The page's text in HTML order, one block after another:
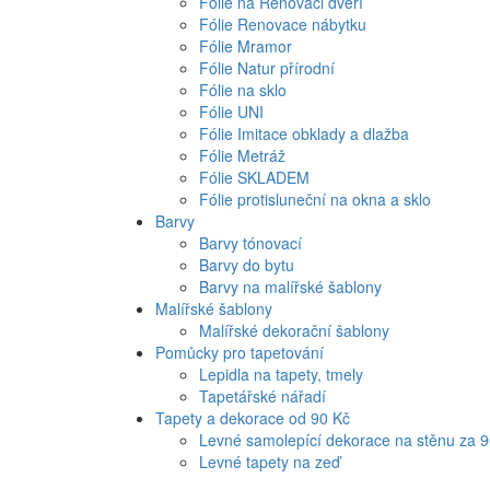
Fólie Renovace nábytku
Fólie Mramor
Fólie Natur přírodní
Fólie na sklo
Fólie UNI
Fólie Imitace obklady a dlažba
Fólie Metráž
Fólie SKLADEM
Fólie protisluneční na okna a sklo
Barvy
Barvy tónovací
Barvy do bytu
Barvy na malířské šablony
Malířské šablony
Malířské dekorační šablony
Pomůcky pro tapetování
Lepidla na tapety, tmely
Tapetářské nářadí
Tapety a dekorace od 90 Kč
Levné samolepící dekorace na stěnu za
Levné tapety na zeď